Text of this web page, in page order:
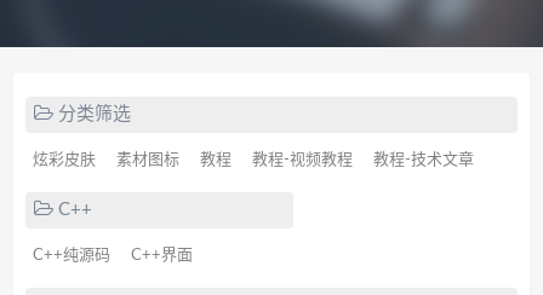
分类筛选
炫彩皮肤 素材图标 教程 教程-视频教程 教程-技术文章
C++
C++纯源码 C++界面